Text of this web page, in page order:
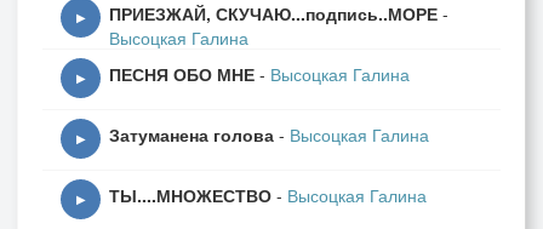
Оно уже застыло в шрамах
Я словно рыцарь без любви
Схватилась на дуэли в шпагах
[Припев]
Я тайм последний доиграю
▶ ПРИЕЗЖАЙ, СКУЧАЮ...подпись..МОРЕ -
Высоцкая Галина
▶ ПЕСНЯ ОБО МНЕ - Высоцкая Галина
▶ Затуманена голова - Высоцкая Галина
▶ ТЫ....МНОЖЕСТВО - Высоцкая Галина